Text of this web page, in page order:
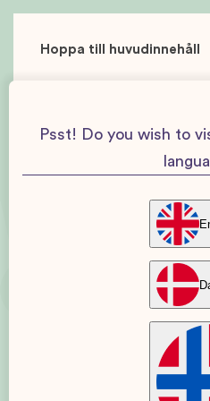
Hoppa till huvudinnehåll
Psst! Do you wish to